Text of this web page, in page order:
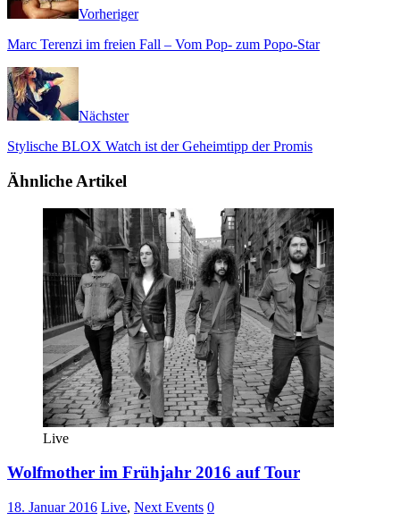
Vorheriger
Marc Terenzi im freien Fall – Vom Pop- zum Popo-Star
Nächster
Stylische BLOX Watch ist der Geheimtipp der Promis
Ähnliche Artikel
Live
Wolfmother im Frühjahr 2016 auf Tour
18. Januar 2016 Live, Next Events 0